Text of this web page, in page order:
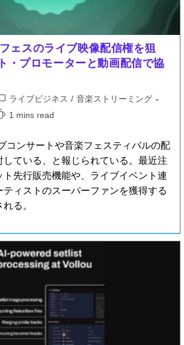
ェスのライブ映像配信権を狙
・プロモーターと動画配信で協
ライブビジネス / 音楽ストリーミング
1 mins read
コンサートや音楽フェスティバルの配
している、と報じられている。最近注
ト先行販売機能や、ライブイベント連
ィストのスーパーファンを獲得する
る。